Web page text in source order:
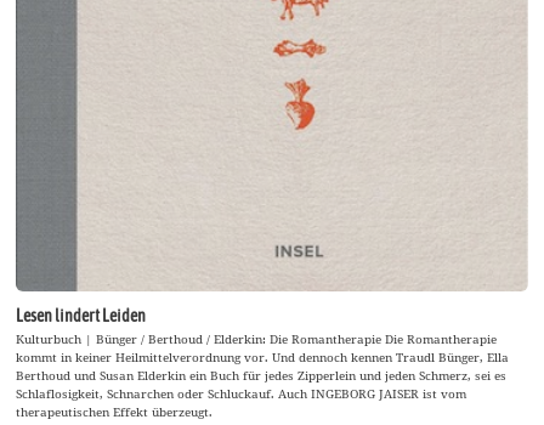
Lesen lindert Leiden
Kulturbuch | Bünger / Berthoud / Elderkin: Die Romantherapie Die Romantherapie
kommt in keiner Heilmittelverordnung vor. Und dennoch kennen Traudl Bünger, Ella
Berthoud und Susan Elderkin ein Buch für jedes Zipperlein und jeden Schmerz, sei es
Schlaflosigkeit, Schnarchen oder Schluckauf. Auch INGEBORG JAISER ist vom
therapeutischen Effekt überzeugt.